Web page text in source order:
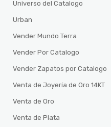
Universo del Catalogo
Urban
Vender Mundo Terra
Vender Por Catalogo
Vender Zapatos por Catalogo
Venta de Joyería de Oro 14KT
Venta de Oro
Venta de Plata